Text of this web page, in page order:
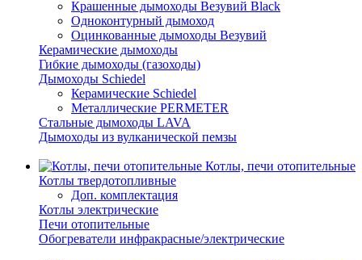
Крашенные дымоходы Везувий Black
Одноконтурный дымоход
Оцинкованные дымоходы Везувий
Керамические дымоходы
Гибкие дымоходы (газоходы)
Дымоходы Schiedel
Керамические Schiedel
Металлические PERMETER
Стальные дымоходы LAVA
Дымоходы из вулканической пемзы
Котлы, печи отопительные
Котлы твердотопливные
Доп. комплектация
Котлы электрические
Печи отопительные
Обогреватели инфракрасные/электрические